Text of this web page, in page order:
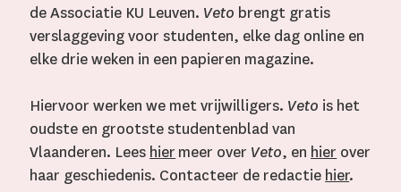
de Associatie KU Leuven. Veto brengt gratis
verslaggeving voor studenten, elke dag online en
elke drie weken in een papieren magazine.
Hiervoor werken we met vrijwilligers. Veto is het
oudste en grootste studentenblad van
Vlaanderen. Lees hier meer over Veto, en hier over
haar geschiedenis. Contacteer de redactie hier.